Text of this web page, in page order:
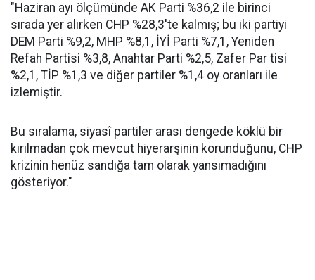
"Haziran ayı ölçümünde AK Parti %36,2 ile birinci
sırada yer alırken CHP %28,3'te kalmış; bu iki partiyi
DEM Parti %9,2, MHP %8,1, İYİ Parti %7,1, Yeniden
Refah Partisi %3,8, Anahtar Parti %2,5, Zafer Par tisi
%2,1, TİP %1,3 ve diğer partiler %1,4 oy oranları ile
izlemiştir.
Bu sıralama, siyasî partiler arası dengede köklü bir
kırılmadan çok mevcut hiyerarşinin korunduğunu, CHP
krizinin henüz sandığa tam olarak yansımadığını
gösteriyor."